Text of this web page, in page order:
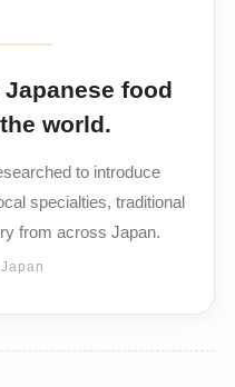
food
world.
to introduce
specialties, traditional
from across Japan.